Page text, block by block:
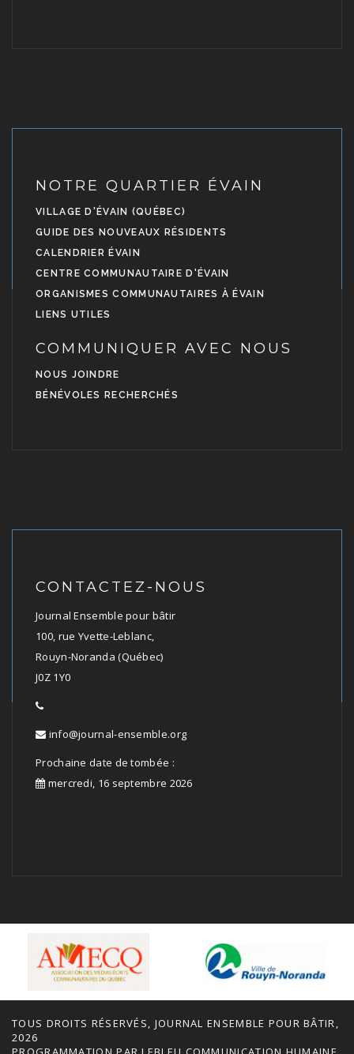
NOTRE QUARTIER ÉVAIN
VILLAGE D'ÉVAIN (QUÉBEC)
GUIDE DES NOUVEAUX RÉSIDENTS
CALENDRIER ÉVAIN
CENTRE COMMUNAUTAIRE D'ÉVAIN
ORGANISMES COMMUNAUTAIRES À ÉVAIN
LIENS UTILES
COMMUNIQUER AVEC NOUS
NOUS JOINDRE
BÉNÉVOLES RECHERCHÉS
CONTACTEZ-NOUS
Journal Ensemble pour bâtir
100, rue Yvette-Leblanc,
Rouyn-Noranda (Québec)
J0Z 1Y0
info@journal-ensemble.org
Prochaine date de tombée :
mercredi, 16 septembre 2026
TOUS DROITS RÉSERVÉS, JOURNAL ENSEMBLE POUR BÂTIR,
2026